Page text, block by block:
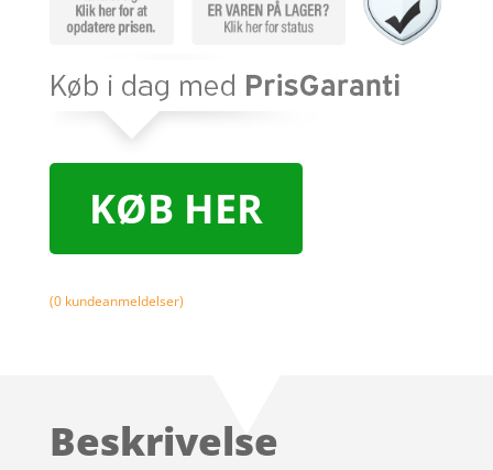
KØB HER
(0kundeanmeldelser)
Beskrivelse